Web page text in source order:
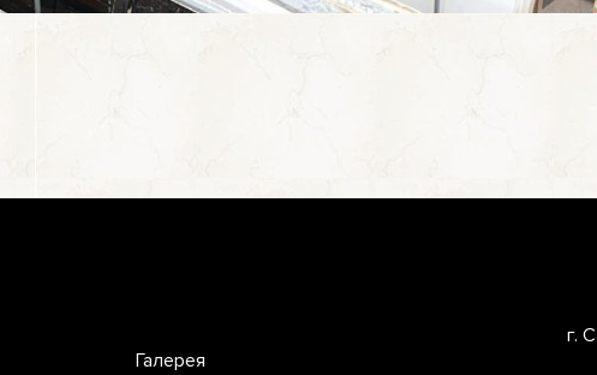
Галерея
г.